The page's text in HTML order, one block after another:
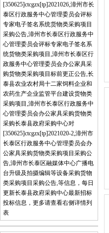
[350625]ctcgzx[tp]2021026,漳州市长
泰区行政服务中心管理委员会评标
专家电子签名系统货物类采购项目
采购公告,漳州市长泰区行政服务中
心管理委员会评标专家电子签名系
统货物类采购项目,漳州市长泰区行
政服务中心管理委员会办公家具采
购货物类采购项目标前更正公告,长
泰县农业农村局十二家饲料企业和
农药生产企业监管平台建设货物类
采购项目,漳州市长泰区行政服务中
心管理委员会办公家具采购货物类
采购长泰县政府采购中心对
[350625]ctcgzx[tp]2021020-2,漳州市
长泰区行政服务中心管理委员会办
公家具采购货物类采购项目采购公
告,漳州市长泰区融媒体中心广播电
台升级及拍摄编辑等设备采购货物
类采购项目采购公告,等信息，每日
更新长泰县政府采购中心最新招标
投标信息，更多请查看右侧详情列
表